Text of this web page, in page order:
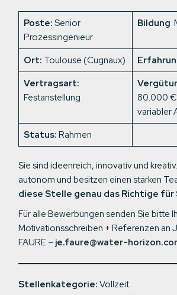
Poste: Senior
Prozessingenieur
Bildung
Ort: Toulouse (Cugnaux)
Vertragsart:
Festanstellung
80.000 €
variabler
Status: Rahmen
Sie sind ideenreich, innovativ und
autonom und besitzen einen starken
diese Stelle genau das Richtige für
Für alle Bewerbungen senden Sie bitte
Motivationsschreiben + Referenzen an
FAURE – je.faure@water-
Stellenkategorie:Vollzeit